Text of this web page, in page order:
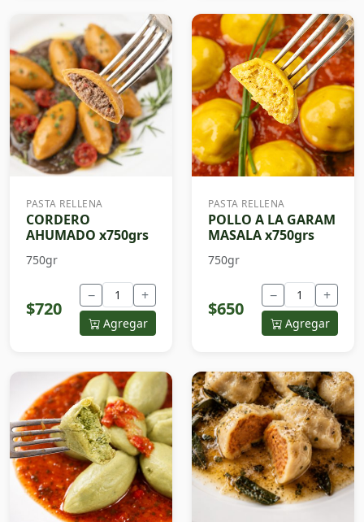
PASTA RELLENA
CORDERO
AHUMADO x750grs
750gr
$720
− +
Agregar
PASTA RELLENA
POLLO A LA GARAM
MASALA x750grs
750gr
$650
− +
Agregar